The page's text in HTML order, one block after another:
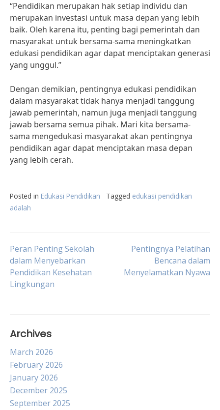
“Pendidikan merupakan hak setiap individu dan
merupakan investasi untuk masa depan yang lebih
baik. Oleh karena itu, penting bagi pemerintah dan
masyarakat untuk bersama-sama meningkatkan
edukasi pendidikan agar dapat menciptakan generasi
yang unggul.”
Dengan demikian, pentingnya edukasi pendidikan
dalam masyarakat tidak hanya menjadi tanggung
jawab pemerintah, namun juga menjadi tanggung
jawab bersama semua pihak. Mari kita bersama-
sama mengedukasi masyarakat akan pentingnya
pendidikan agar dapat menciptakan masa depan
yang lebih cerah.
Posted in Edukasi Pendidikan Tagged edukasi pendidikan
adalah
Post
navigation
Peran Penting Sekolah
dalam Menyebarkan
Pendidikan Kesehatan
Lingkungan
Pentingnya Pelatihan
Bencana dalam
Menyelamatkan Nyawa
Archives
March 2026
February 2026
January 2026
December 2025
September 2025